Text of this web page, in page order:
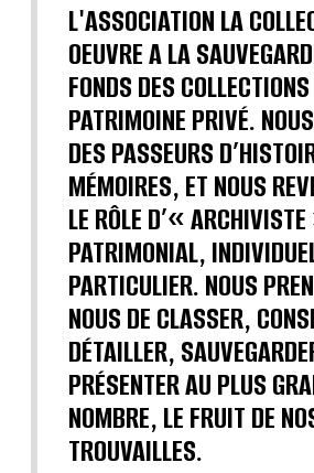
L'ASSOCIATION LA
OEUVRE A LA
FONDS DES
PATRIMOINE PRIVÉ.
DES PASSEURS
MÉMOIRES, ET NOUS
LE RÔLE D’«
PATRIMONIAL,
PARTICULIER. NOUS
NOUS DE CLASSER,
DÉTAILLER,
PRÉSENTER AU PLUS
NOMBRE, LE FRUIT DE
TROUVAILLES.